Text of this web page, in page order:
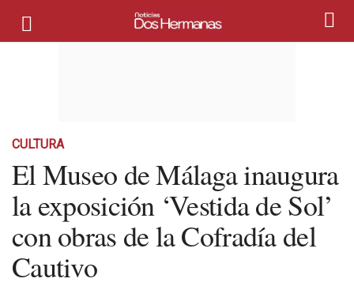
CULTURA
El Museo de Málaga inaugura
la exposición ‘Vestida de Sol’
con obras de la Cofradía del
Cautivo